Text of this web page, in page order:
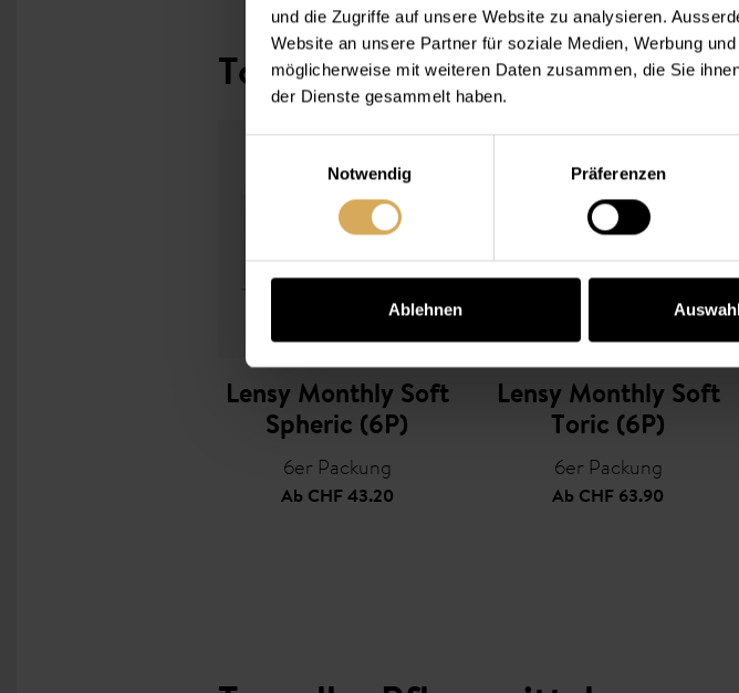
und die Zugriffe auf unsere Website zu analysieren.
Website an unsere Partner für soziale Medien, Werbung
möglicherweise mit weiteren Daten zusammen, die Sie
der Dienste gesammelt haben.
Notwendig
Präferenzen
Ablehnen
Topseller Kontaktlinsen
Lensy Monthly Soft
Spheric (6P)
6er Packung
AbCHF 43.20
Lensy Monthly Soft
Toric (6P)
6er Packung
Ab CHF 63.90